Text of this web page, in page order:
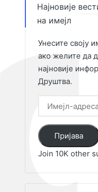
Најновије
на имејл
Унесите своју
ако желите да
најновије
Друштва.
Имејл-
адреса
Пријава
Join 10K other